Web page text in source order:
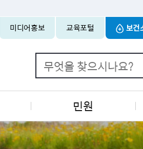
미디어홍보 교육포털 보건
민원